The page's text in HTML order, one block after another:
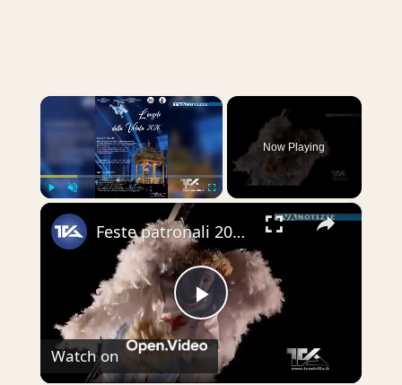
×
Now Playing
×
Play
Video
Feste patronali 2026. Presentato il bando "Angelo della volata 2026"
Watch on